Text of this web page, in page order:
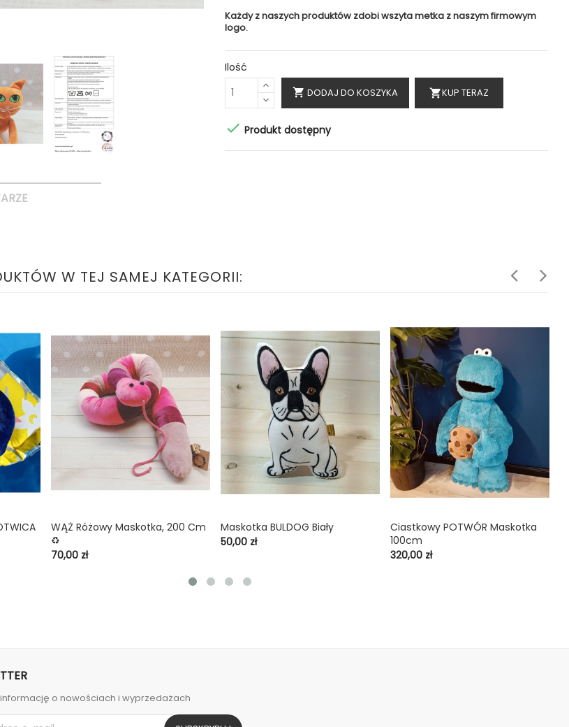
Każdy z naszych produktów zdobi wszyta metka z naszym firmowym
logo.
Ilość
 DODAJ DO KOSZYKA shopping_cartKUP TERAZ
 Produkt dostępny
W TEJ SAMEJ KATEGORII:
WĄŻ Różowy Maskotka, 200 Cm
♻️
Cena
70,00 zł
shopping_cart 
Maskotka BULDOG Biały
Cena
50,00 zł
shopping_cart 
Ciastkowy POTWÓR Maskotka
100cm
Cena
320,00 zł
shopping_cart 
o nowościach i wyprzedażach